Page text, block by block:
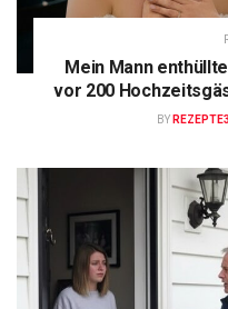
Mein Mann
vor 200
BY